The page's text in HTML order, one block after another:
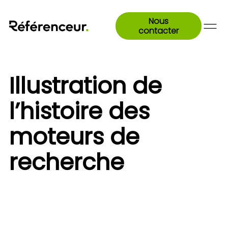
Nous
contacter
Illustration de
l’histoire des
moteurs de
recherche